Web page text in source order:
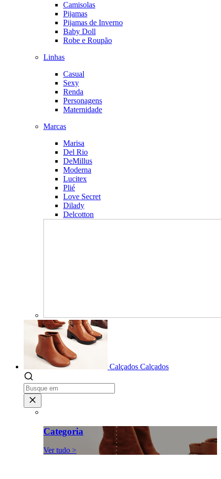
Camisolas
Pijamas
Pijamas de Inverno
Baby Doll
Robe e Roupão
Linhas
Casual
Sexy
Renda
Personagens
Maternidade
Marcas
Marisa
Del Rio
DeMillus
Moderna
Lucitex
Plié
Love Secret
Dilady
Delcotton
Calçados Calçados
Categoria
Ver tudo >